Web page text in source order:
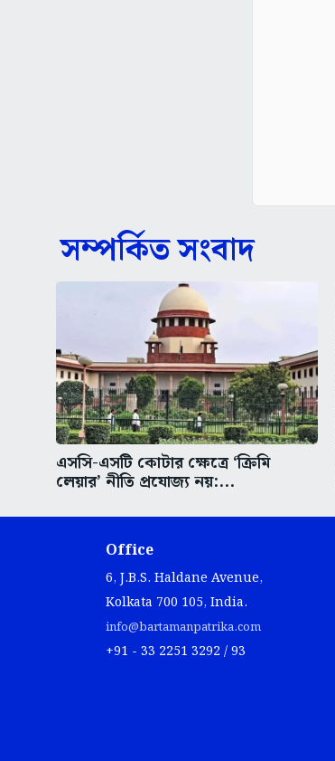
সম্পর্কিত সংবাদ
এসসি-এসটি কোটার ক্ষেত্রে ‘ক্রিমি
লেয়ার’ নীতি প্রযোজ্য নয়:...
Office
6, J.B.S. Haldane Avenue,
Kolkata 700 105, India.
info@bartamanpatrika.com
+91 - 33 2251 3292 / 93